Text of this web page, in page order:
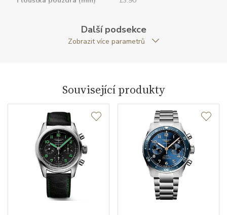
Antireflexní sklíčko ANO
Průměr pouzdra (mm) 42.00
Typ strojku L844.4 Longines
Certifikace strojku
Rezerva chodu strojku
Další podsekce
Zobrazit více parametrů
Související produkty